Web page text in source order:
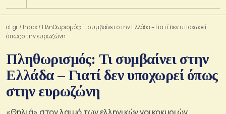
ot.gr/ Inbox/ Πληθωρισμός: Τι συμβαίνει στην Ελλάδα – Γιατί δεν υποχωρεί
όπως στην ευρωζώνη
Πληθωρισμός: Τι συμβαίνει στην
Ελλάδα – Γιατί δεν υποχωρεί όπως
στην ευρωζώνη